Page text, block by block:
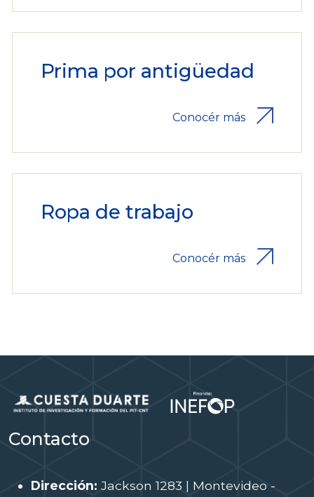
Prima por antigüedad
Conocér más
Ropa de trabajo
Conocér más
Contacto
Dirección: Jackson 1283 | Montevideo -